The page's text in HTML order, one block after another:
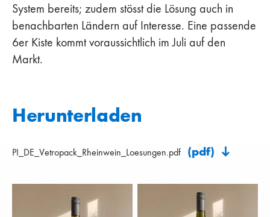
System bereits; zudem stösst die Lösung auch in
benachbarten Ländern auf Interesse. Eine passende
6er Kiste kommt voraussichtlich im Juli auf den
Markt.
Herunterladen
PI_DE_Vetropack_Rheinwein_Loesungen.pdf (pdf)